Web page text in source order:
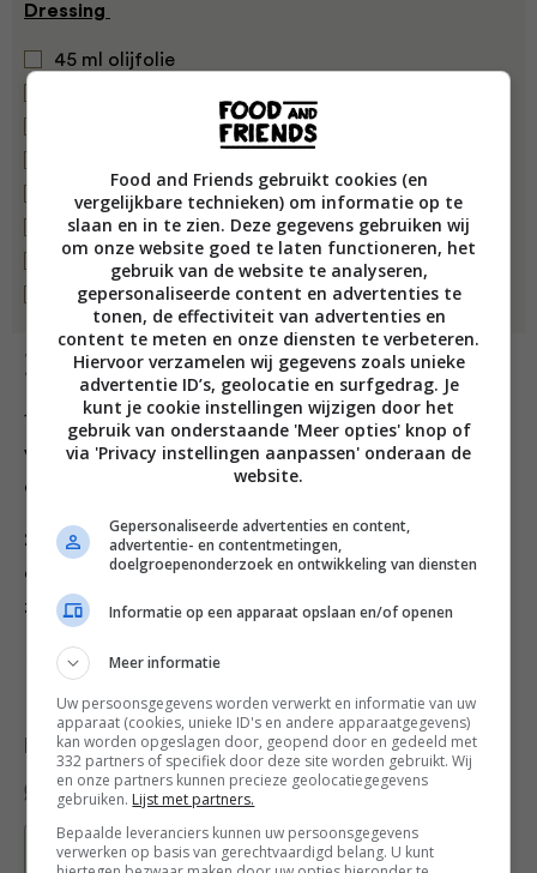
Dressing
45 ml olijfolie
45 ml vers mangosap
2 el fijngehakte koriander
2 tl gemalen komijn
½ tl tabasco
Bereiding
1. Kook de quinoa volgens de instructie op de
verpakking. Meng ondertussen alle ingrediënten voor
de dressing in een kom en houd zolang apart.
2. Hussel de quinoa met de rest van de ingrediënten in
een kom, roer de dressing er voorzichtig door en voeg
zout en peper toe naar smaak.
Credits Recepten Helmi Smeulders; Fotografie Eef
Deel dit recept
Bewaar recept
Food and Friends gebruikt cookies (en
vergelijkbare technieken) om informatie op te
slaan en in te zien. Deze gegevens gebruiken wij
om onze website goed te laten functioneren, het
gebruik van de website te analyseren,
gepersonaliseerde content en advertenties te
tonen, de effectiviteit van advertenties en
content te meten en onze diensten te verbeteren.
Hiervoor verzamelen wij gegevens zoals unieke
advertentie ID’s, geolocatie en surfgedrag. Je
kunt je cookie instellingen wijzigen door het
gebruik van onderstaande 'Meer opties' knop of
via 'Privacy instellingen aanpassen' onderaan de
website.
Gepersonaliseerde advertenties en content,
advertentie- en contentmetingen,
doelgroepenonderzoek en ontwikkeling van diensten
Informatie op een apparaat opslaan en/of openen
Meer informatie
Uw persoonsgegevens worden verwerkt en informatie van uw
apparaat (cookies, unieke ID's en andere apparaatgegevens)
kan worden opgeslagen door, geopend door en gedeeld met
332 partners of specifiek door deze site worden gebruikt. Wij
en onze partners kunnen precieze geolocatiegegevens
gebruiken. Lijst met partners.
Bepaalde leveranciers kunnen uw persoonsgegevens
verwerken op basis van gerechtvaardigd belang. U kunt